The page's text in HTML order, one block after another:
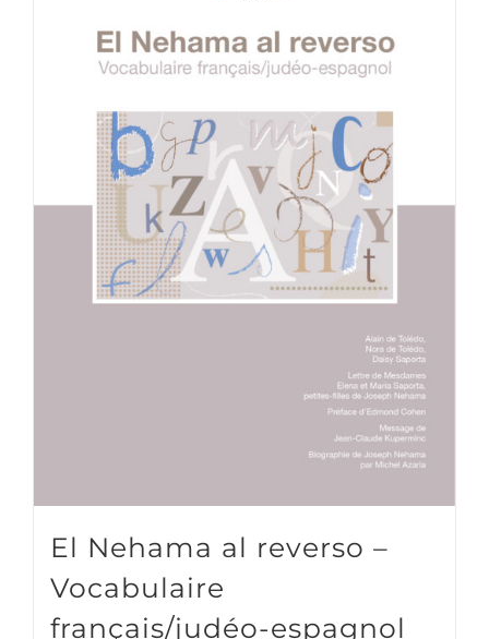
El Nehama al reverso –
Vocabulaire
français/judéo-espagnol